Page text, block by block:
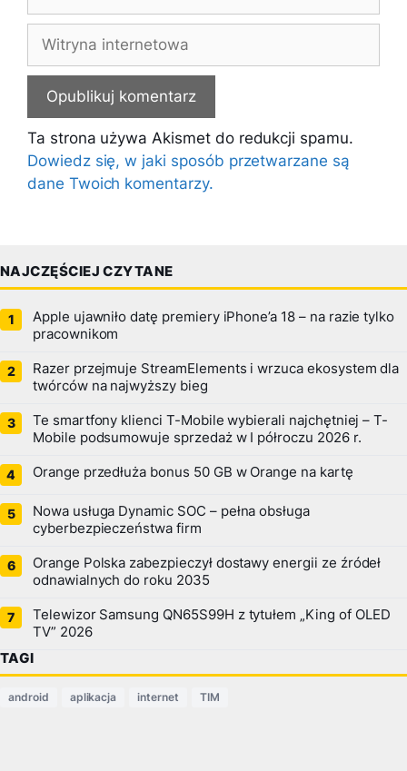
mail
internetowa
Ta strona używa Akismet do redukcji spamu.
Dowiedz się, w jaki sposób przetwarzane są
dane Twoich komentarzy.
NAJCZĘŚCIEJ CZYTANE
Apple ujawniło datę premiery iPhone’a 18 – na razie tylko
pracownikom
Razer przejmuje StreamElements i wrzuca ekosystem dla
twórców na najwyższy bieg
Te smartfony klienci T-Mobile wybierali najchętniej – T-
Mobile podsumowuje sprzedaż w I półroczu 2026 r.
Orange przedłuża bonus 50 GB w Orange na kartę
Nowa usługa Dynamic SOC – pełna obsługa
cyberbezpieczeństwa firm
Orange Polska zabezpieczył dostawy energii ze źródeł
odnawialnych do roku 2035
Telewizor Samsung QN65S99H z tytułem „King of OLED
TV” 2026
TAGI
android aplikacja internet TIM